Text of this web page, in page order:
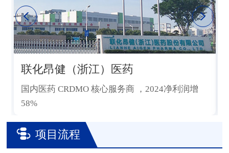
联化昂健（浙江）医药
国内医药 CRDMO 核心服务商 ，2024净利润增
58%
项目流程